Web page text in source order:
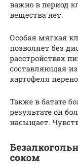
важно в период
вещества нет.
Особая мягкая
позволяет без
расстройствах
составляющая
картофеля
Также в батате
результате он
насыщает.
соком